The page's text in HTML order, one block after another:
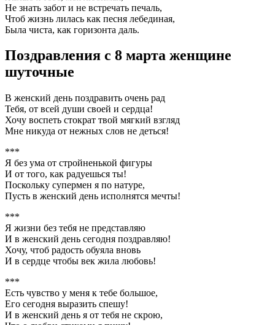
Не знать забот и не встречать печаль,
Чтоб жизнь лилась как песня лебединая,
Была чиста, как горизонта даль.
Поздравления с 8 марта женщине
шуточные
В женский день поздравить очень рад
Тебя, от всей души своей и сердца!
Хочу воспеть стократ твой мягкий взгляд
Мне никуда от нежных слов не деться!
***
Я без ума от стройненькой фигуры
И от того, как радуешься ты!
Поскольку супермен я по натуре,
Пусть в женский день исполнятся мечты!
***
Я жизни без тебя не представляю
И в женский день сегодня поздравляю!
Хочу, чтоб радость обуяла вновь
И в сердце чтобы век жила любовь!
***
Есть чувство у меня к тебе большое,
Его сегодня выразить спешу!
И в женский день я от тебя не скрою,